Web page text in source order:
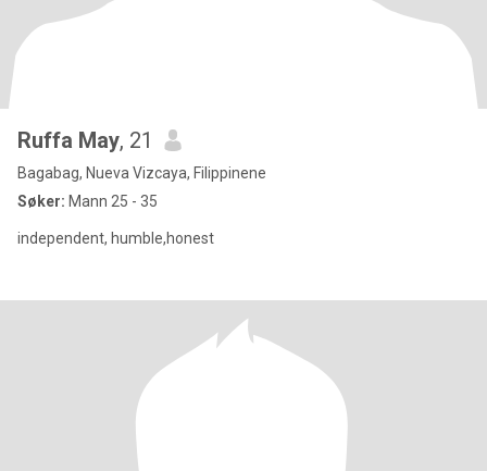
Ruffa May, 21
Bagabag, Nueva Vizcaya, Filippinene
Søker: Mann 25 - 35
independent, humble,honest